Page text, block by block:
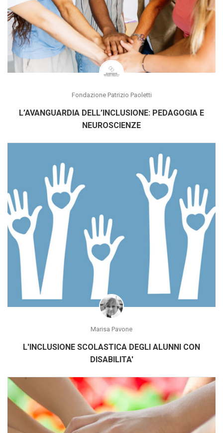
Fondazione Patrizio Paoletti
L’AVANGUARDIA DELL’INCLUSIONE: PEDAGOGIA E
NEUROSCIENZE
Marisa Pavone
L'INCLUSIONE SCOLASTICA DEGLI ALUNNI CON
DISABILITA'